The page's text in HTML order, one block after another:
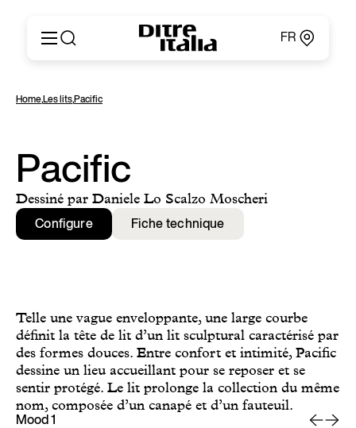
FR
Produits
Catalogues et Matériaux
Ditre for Professionals
Points de Vente
News & Press
Zone Réservée
English
Español
Русский
简体中文
Home,Les lits,Pacific
Pacific
Dessiné par Daniele Lo Scalzo Moscheri
Configure Fiche technique
Telle une vague enveloppante, une large courbe
définit la tête de lit d’un lit sculptural caractérisé par
des formes douces. Entre confort et intimité, Pacific
dessine un lieu accueillant pour se reposer et se
sentir protégé. Le lit prolonge la collection du même
nom, composée d’un canapé et d’un fauteuil.
Mood 1